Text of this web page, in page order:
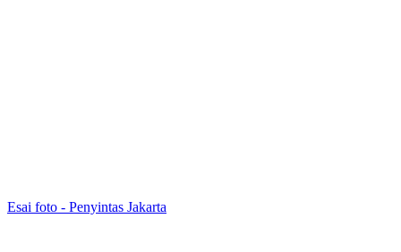
Esai foto - Penyintas Jakarta